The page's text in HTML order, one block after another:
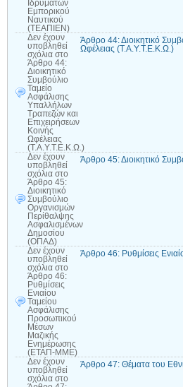
Ιδρυμάτων
Εμπορικού
Ναυτικού
(ΤΕΑΠΙΕΝ)
Δεν έχουν
υποβληθεί
σχόλια στο
Άρθρο 44:
Διοικητικό
Συμβούλιο
Ταμείο
Ασφάλισης
Υπαλλήλων
Τραπεζών και
Επιχειρήσεων
Κοινής
Ωφέλειας
(Τ.Α.Υ.Τ.Ε.Κ.Ω.)
Άρθρο 44: Διοικητικό
Ωφέλειας (Τ.Α.Υ.Τ.Ε.Κ.Ω.)
Δεν έχουν
υποβληθεί
σχόλια στο
Άρθρο 45:
Διοικητικό
Συμβούλιο
Οργανισμών
Περίθαλψης
Ασφαλισμένων
Δημοσίου
(ΟΠΑΔ)
Άρθρο 45: Διοικητικό
Δεν έχουν
υποβληθεί
σχόλια στο
Άρθρο 46:
Ρυθμίσεις
Ενιαίου
Ταμείου
Ασφάλισης
Προσωπικού
Μέσων
Μαζικής
Ενημέρωσης
(ΕΤΑΠ-ΜΜΕ)
Άρθρο 46: Ρυθμίσεις
Δεν έχουν
υποβληθεί
σχόλια στο
Άρθρο 47: Θέματα του